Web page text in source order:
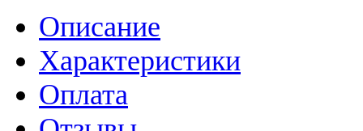
Описание
Характеристики
Оплата